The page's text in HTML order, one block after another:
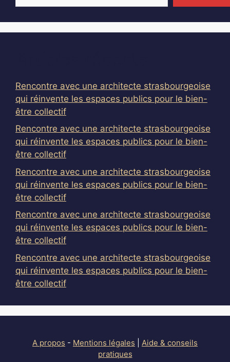
Rencontre avec une architecte strasbourgeoise
qui réinvente les espaces publics pour le bien-
être collectif
Rencontre avec une architecte strasbourgeoise
qui réinvente les espaces publics pour le bien-
être collectif
Rencontre avec une architecte strasbourgeoise
qui réinvente les espaces publics pour le bien-
être collectif
Rencontre avec une architecte strasbourgeoise
qui réinvente les espaces publics pour le bien-
être collectif
Rencontre avec une architecte strasbourgeoise
qui réinvente les espaces publics pour le bien-
être collectif
A propos - Mentions légales
Aide & conseils
pratiques